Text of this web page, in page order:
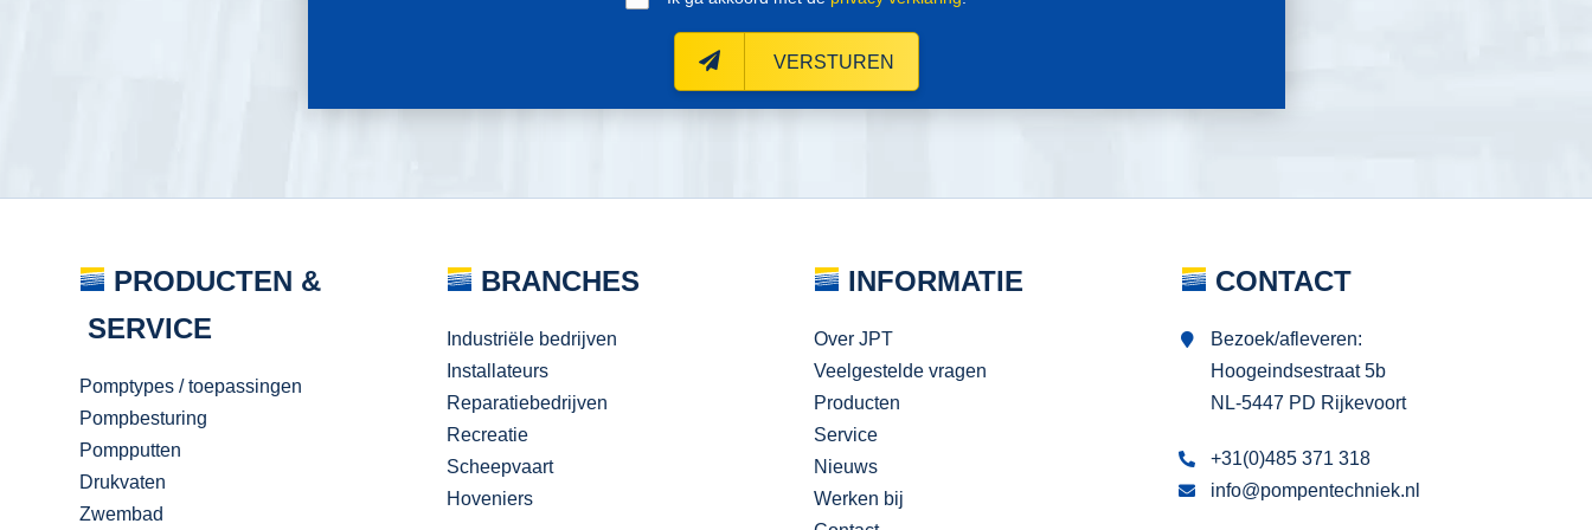
VERSTUREN
PRODUCTEN &
SERVICE
Pomptypes / toepassingen
Pompbesturing
Pompputten
Drukvaten
Zwembad
BRANCHES
Industriële bedrijven
Installateurs
Reparatiebedrijven
Recreatie
Scheepvaart
Hoveniers
INFORMATIE
Over JPT
Veelgestelde vragen
Producten
Service
Nieuws
Werken bij
CONTACT
Bezoek/afleveren:
Hoogeindsestraat 5b
NL-5447 PD Rijkevoort
+31(0)485 371 318
info@pompentechniek.nl